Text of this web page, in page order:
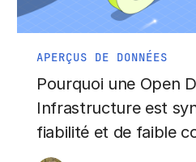
APERÇUS DE DONNÉES
Pourquoi une Open
Infrastructure est
fiabilité et de faible